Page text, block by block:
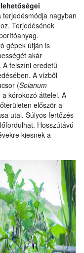
nagyban
Terjedésének
gépek útján is
akár
A felszíni eredetű
A vízből
(Solanum
kórokozó áttelel. A
először a
utal. Súlyos fertőzés
Hosszútávú
kiesnek a